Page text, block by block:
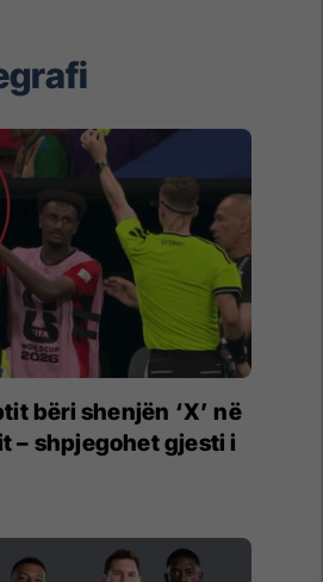
bëri shenjën ‘X’ në
– shpjegohet gjesti i